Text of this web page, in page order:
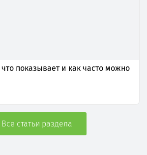
показывает и как часто можно
Все статьи раздела